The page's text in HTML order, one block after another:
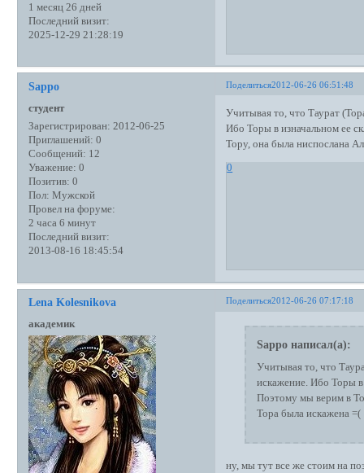
1 месяц 26 дней
Последний визит:
2025-12-29 21:28:19
Поделиться2012-06-26 06:51:48
Sappo
студент
Зарегистрирован: 2012-06-25
Приглашений: 0
Сообщений: 12
Уважение: 0
Позитив: 0
Пол: Мужской
Провел на форуме:
2 часа 6 минут
Последний визит:
2013-08-16 18:45:54
Учитывая то, что Таурат
Ибо Торы в изначальном ее
Тору, она была ниспослана
0
Поделиться2012-06-26 07:17:18
Lena Kolesnikova
академик
Sappo написал(а):
Учитывая то, что
искажение. Ибо Торы в
Поэтому мы верим в
Тора была искажена =(
ну, мы тут все же стоим на